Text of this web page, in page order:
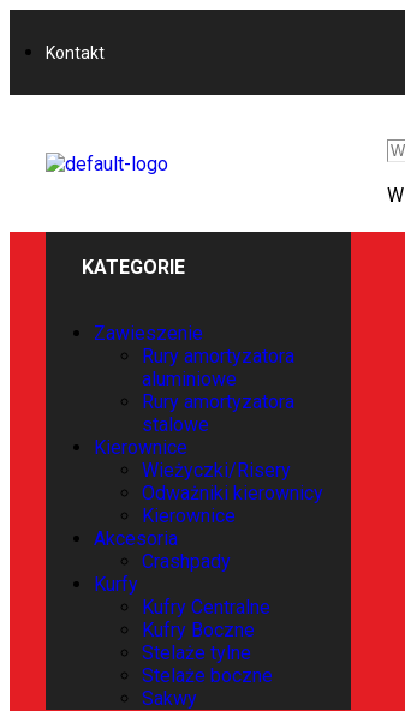
Kontakt
KATEGORIE
Zawieszenie
Rury amortyzatora
aluminiowe
Rury amortyzatora
stalowe
Kierownice
Wieżyczki/Risery
Odważniki kierownicy
Kierownice
Akcesoria
Crashpady
Kurfy
Kufry Centralne
Kufry Boczne
Stelaże tylne
Stelaże boczne
Sakwy